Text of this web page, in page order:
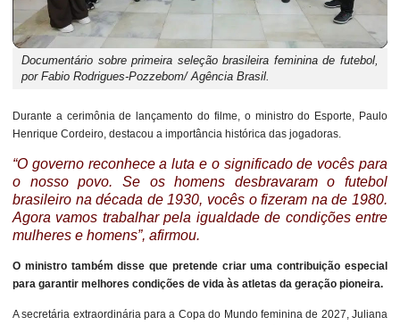
Documentário sobre primeira seleção brasileira feminina de futebol,
por Fabio Rodrigues-Pozzebom/ Agência Brasil.
Durante a cerimônia de lançamento do filme, o ministro do Esporte, Paulo
Henrique Cordeiro, destacou a importância histórica das jogadoras.
“O governo reconhece a luta e o significado de vocês para
o nosso povo. Se os homens desbravaram o futebol
brasileiro na década de 1930, vocês o fizeram na de 1980.
Agora vamos trabalhar pela igualdade de condições entre
mulheres e homens”, afirmou.
O ministro também disse que pretende criar uma contribuição especial
para garantir melhores condições de vida às atletas da geração pioneira.
A secretária extraordinária para a Copa do Mundo feminina de 2027, Juliana